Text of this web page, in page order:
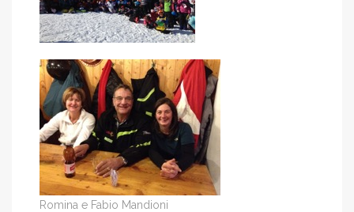
Romina e Fabio Mandioni